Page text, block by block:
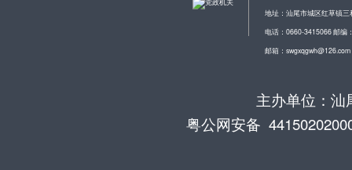
地址：汕尾市城区红草镇
电话：0660-3415066 邮编
邮箱：swgxqgwh@126.com
主办单位：汕
粤公网安备